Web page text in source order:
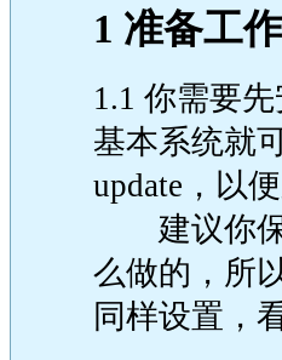
1 准备工作
1.1 你需要
基本系统就
update，以
建议你保
么做的，所
同样设置，